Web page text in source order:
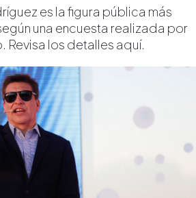
es la figura pública más
una encuesta realizada por
Revisa los detalles aquí.